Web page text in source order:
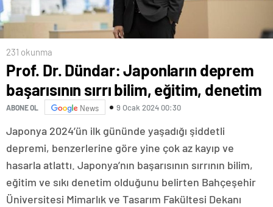
231 okunma
Prof. Dr. Dündar: Japonların deprem
başarısının sırrı bilim, eğitim, denetim
ABONE OL News 9 Ocak 2024 00:30
Japonya 2024’ün ilk gününde yaşadığı şiddetli
depremi, benzerlerine göre yine çok az kayıp ve
hasarla atlattı. Japonya’nın başarısının sırrının bilim,
eğitim ve sıkı denetim olduğunu belirten Bahçeşehir
Üniversitesi Mimarlık ve Tasarım Fakültesi Dekanı